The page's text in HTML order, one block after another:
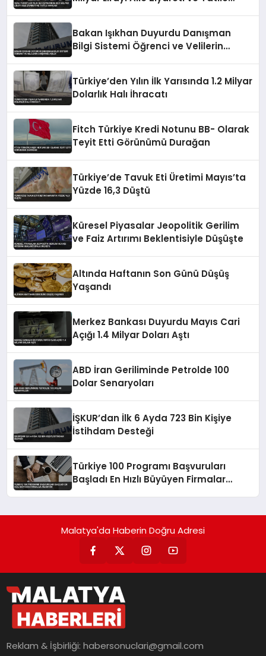
Bakan Işıkhan Duyurdu Danışman
Bilgi Sistemi Öğrenci ve Velilerin
Türkiye’den Yılın İlk Yarısında 1.2 Milyar
Dolarlık Halı İhracatı
Fitch Türkiye Kredi Notunu BB- Olarak
Teyit Etti Görünümü Durağan
Türkiye’de Tavuk Eti Üretimi Mayıs’ta
Yüzde 16,3 Düştü
Küresel Piyasalar Jeopolitik Gerilim
ve Faiz Artırımı Beklentisiyle Düşüşte
Altında Haftanın Son Günü Düşüş
Yaşandı
Merkez Bankası Duyurdu Mayıs Cari
Açığı 1.4 Milyar Doları Aştı
ABD İran Geriliminde Petrolde 100
Dolar Senaryoları
İŞKUR’dan İlk 6 Ayda 723 Bin Kişiye
İstihdam Desteği
Türkiye 100 Programı Başvuruları
Başladı En Hızlı Büyüyen Firmalar
Malatya'da Haberin Doğru Adresi
Reklam & İşbirliği:habersonuclari@gmail.com